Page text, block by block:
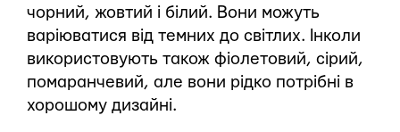
чорний, жовтий і білий. Вони можуть
варіюватися від темних до світлих. Інколи
використовують також фіолетовий, сірий,
помаранчевий, але вони рідко потрібні в
хорошому дизайні.